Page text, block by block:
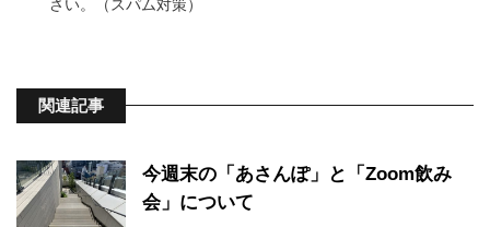
さい。（スパム対策）
関連記事
今週末の「あさんぽ」と「Zoom飲み
会」について